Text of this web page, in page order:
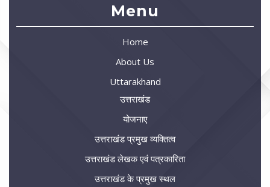
Menu
Home
About Us
Uttarakhand
उत्तराखंड
योजनाए
उत्तराखंड प्रमुख व्यक्तित्व
उत्तराखंड लेखक एवं पत्रकारिता
उत्तराखंड के प्रमुख स्थल